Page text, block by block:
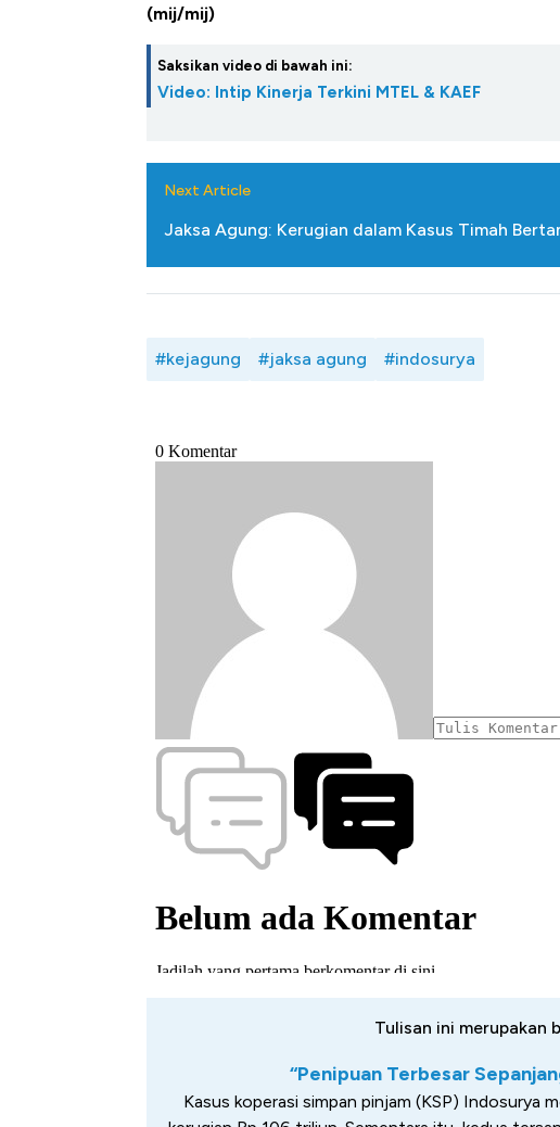
(mij/mij)
Saksikan video di bawah ini:
Video: Intip Kinerja Terkini MTEL & KAEF
Next Article
Jaksa Agung: Kerugian dalam Kasus Timah
#kejagung #jaksa agung #indosurya
Tulisan ini merupakan
“Penipuan Terbesar
Kasus koperasi simpan pinjam (KSP) Indosurya
Alas Kaki Tumbuh Double Digit